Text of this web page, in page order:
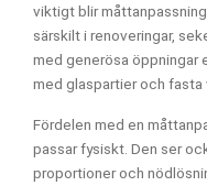
viktigt blir
särskilt i renoveringar,
med generösa öppningar
med glaspartier och fasta
Fördelen med en
passar fysiskt. Den ser
proportioner och